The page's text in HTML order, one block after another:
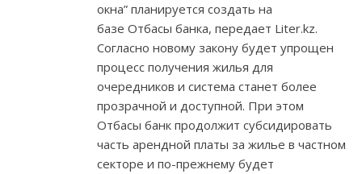
окна” планируется создать на
базе Отбасы банка, передает Liter.kz.
Согласно новому закону будет упрощен
процесс получения жилья для
очередников и система станет более
прозрачной и доступной. При этом
Отбасы банк продолжит субсидировать
часть арендной платы за жилье в частном
секторе и по-прежнему будет